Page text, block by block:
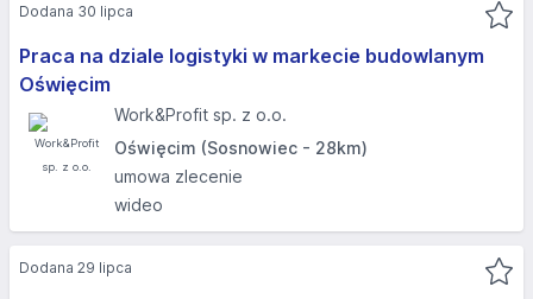
Praca na dziale logistyki w markecie budowlanym
Oświęcim
Work&Profit sp. z o.o.
Oświęcim (Sosnowiec - 28km)
umowa zlecenie
wideo
Dodana 30 lipca
Dodana 29 lipca